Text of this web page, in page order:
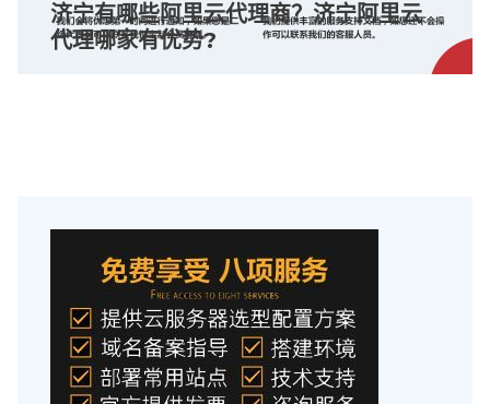
济宁有哪些阿里云代理商？济宁阿里云
代理哪家有优势?